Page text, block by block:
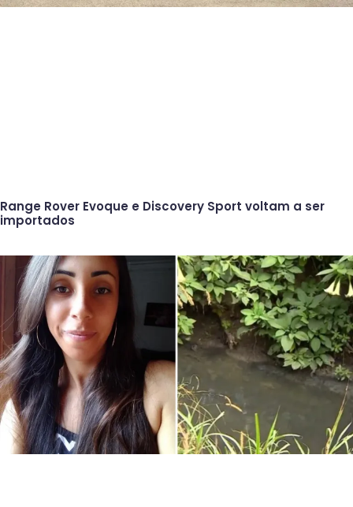
Range Rover Evoque e Discovery Sport voltam a ser
importados